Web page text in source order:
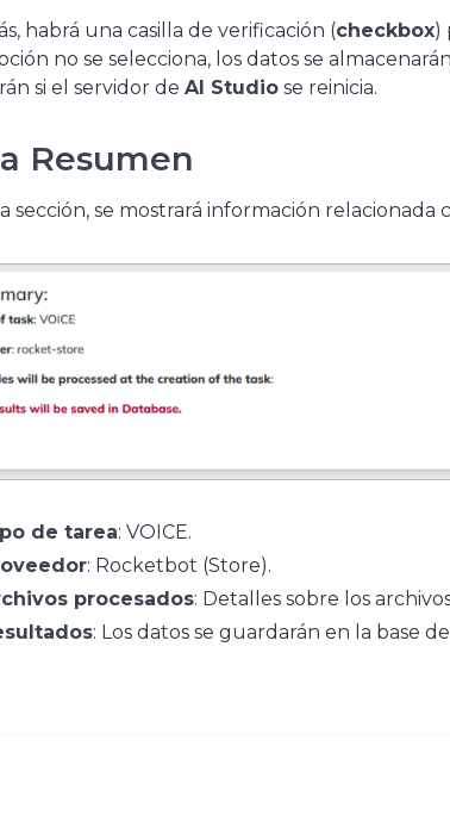
habrá una casilla de verificación (checkbox)
no se selecciona, los datos se
si el servidor de AI Studiose reinicia.
Resumen
sección, se mostrará información
de tarea: VOICE.
: Rocketbot (Store).
procesados: Detalles sobre los
: Los datos se guardarán en la base